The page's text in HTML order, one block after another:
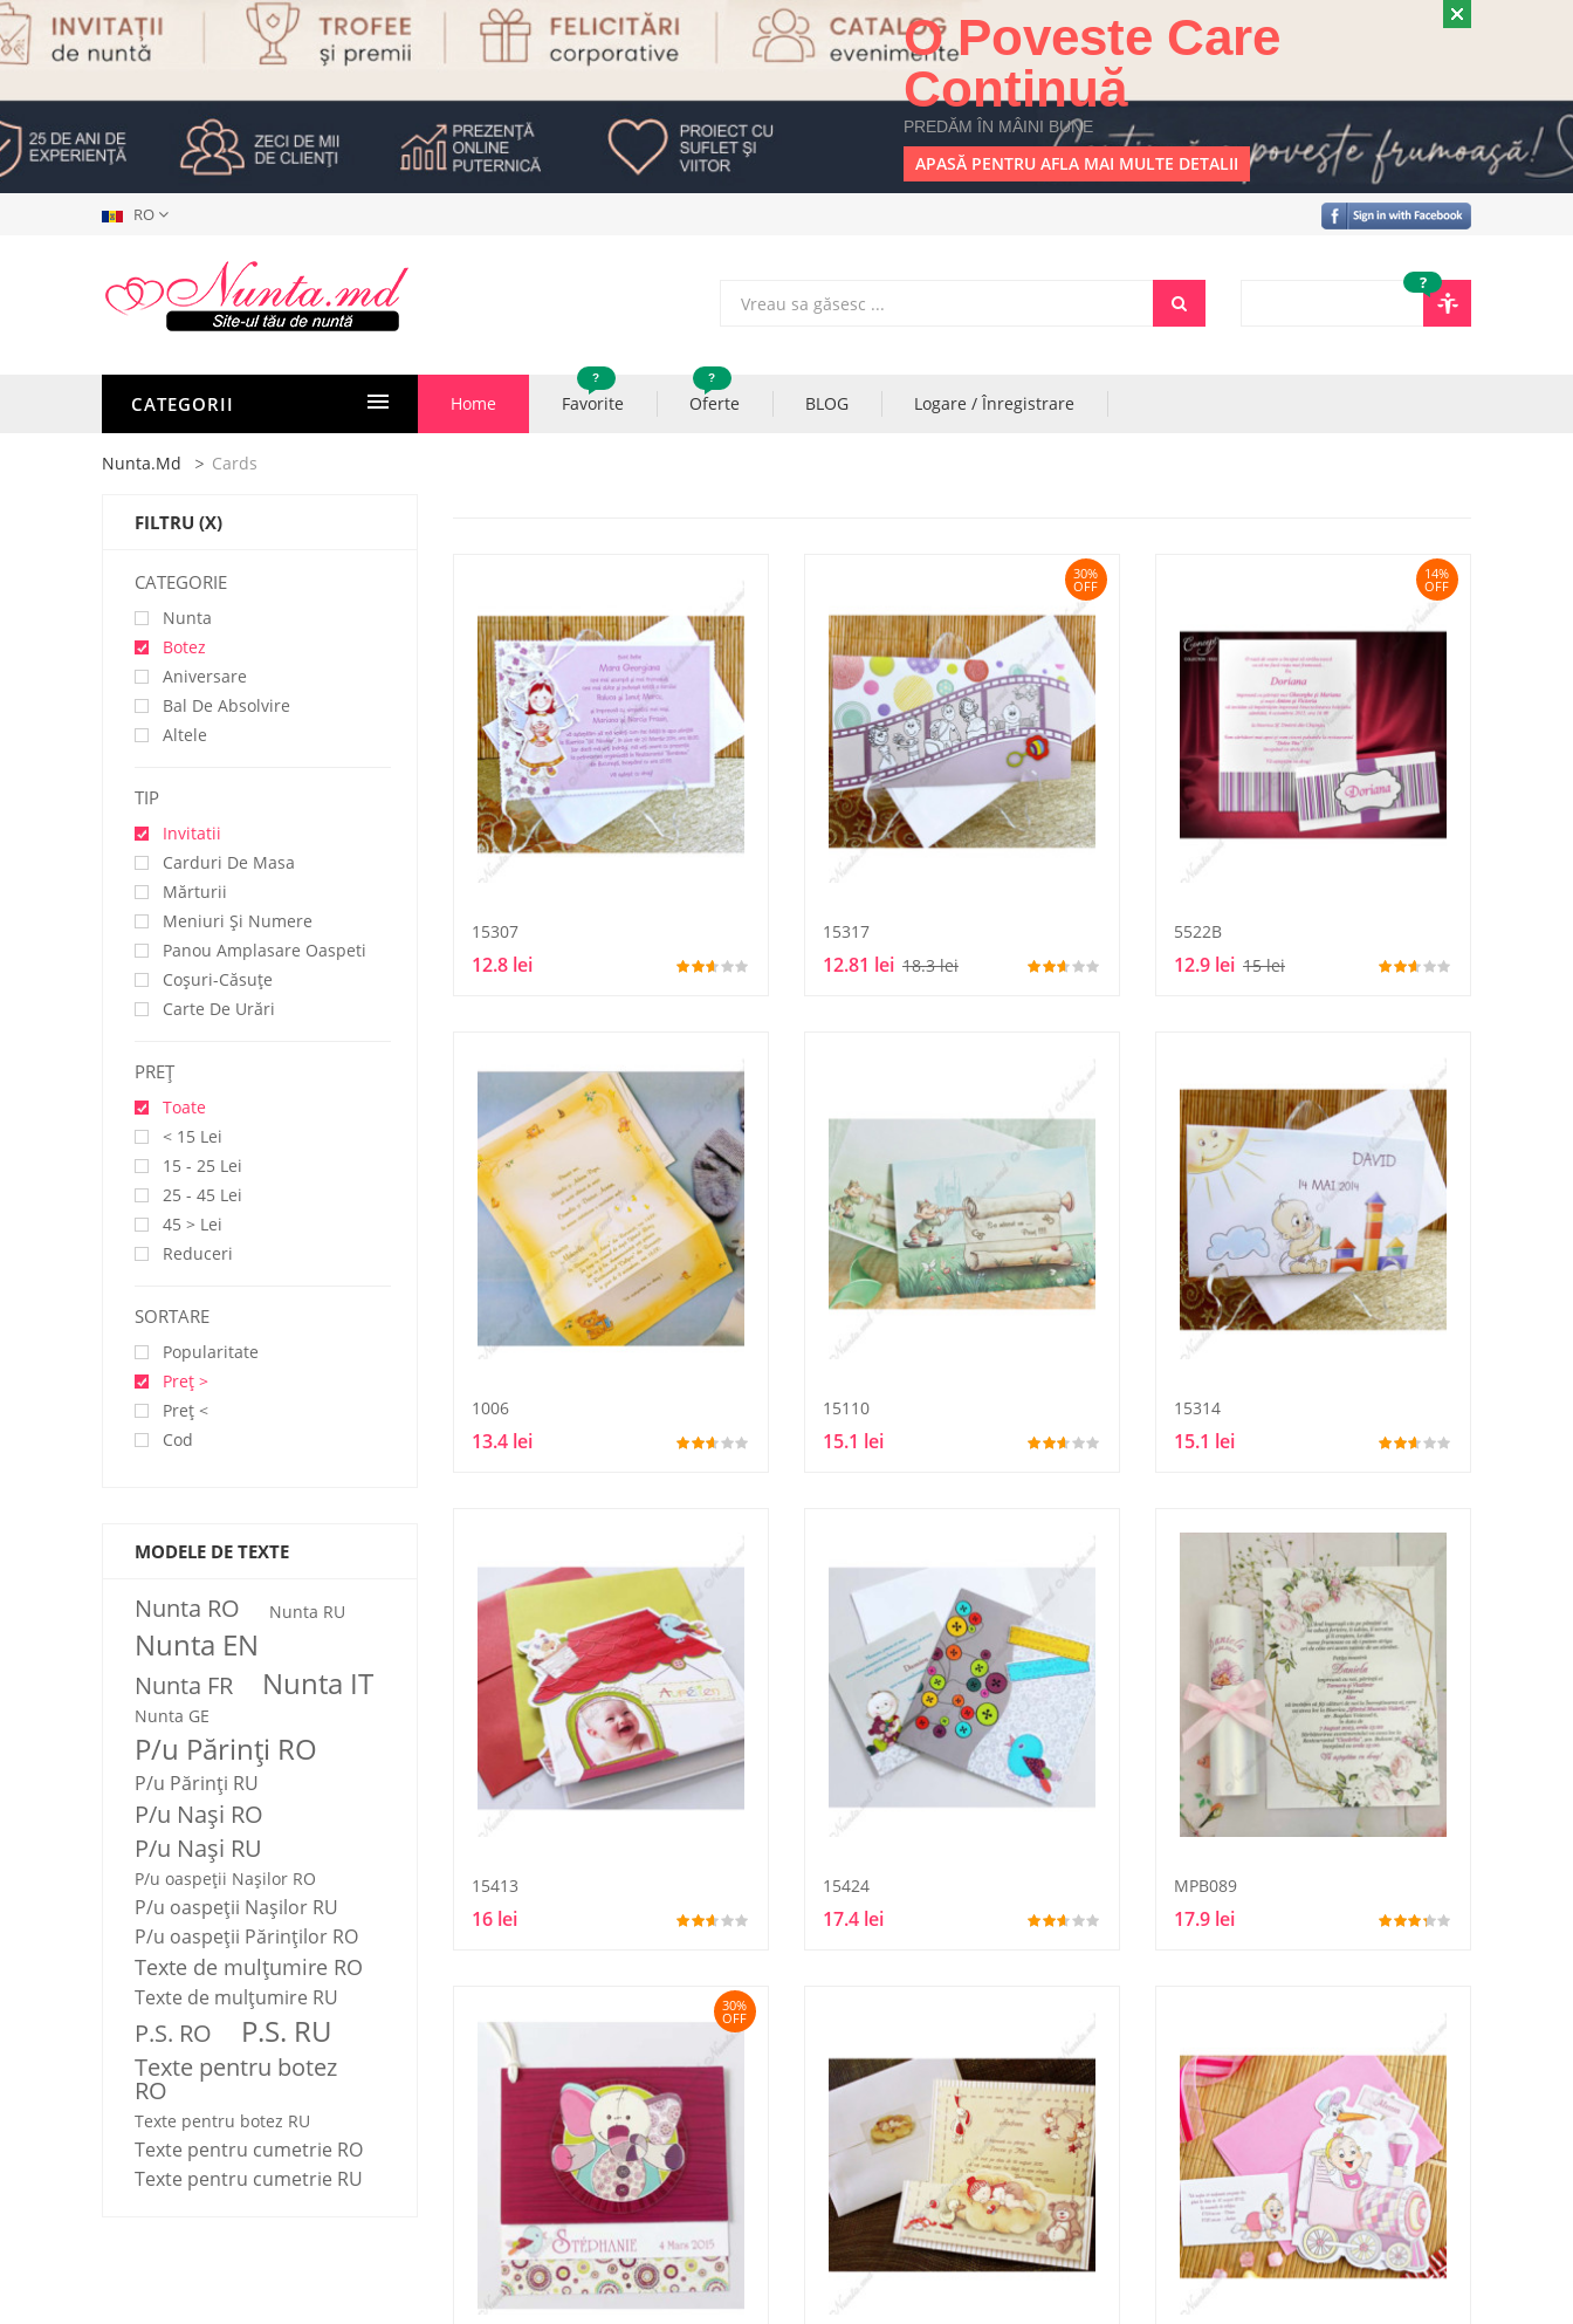
O Poveste Care
Continuă
PREDĂM ÎN MÂINI BUNE
APASĂ PENTRU AFLA MAI MULTE DETALII
RO
?
CATEGORII Home Favorite
?
Oferte
?
BLOG Logare / Înregistrare
Nunta.md Cards
FILTRU (X)
CATEGORIE
Nunta
Botez
Aniversare
Bal De Absolvire
Altele
TIP
Invitatii
Carduri De Masa
Mărturii
Meniuri Și Numere
Panou Amplasare Oaspeti
Coșuri-Căsuțe
Carte De Urări
PREŢ
Toate
< 15 Lei
15 - 25 Lei
25 - 45 Lei
45 > Lei
Reduceri
SORTARE
Popularitate
Preţ >
Preţ <
Cod
MODELE DE TEXTE
Nunta RO Nunta RU
Nunta EN
Nunta FR Nunta IT
Nunta GE
P/u Părinți RO
P/u Părinți RU
P/u Nași RO
P/u Nași RU
P/u oaspeții Nașilor RO
P/u oaspeții Nașilor RU
P/u oaspeţii Părinţilor RO
Texte de mulţumire RO
Texte de mulţumire RU
P.S. RO P.S. RU
Texte pentru botez
RO
Texte pentru botez RU
Texte pentru cumetrie RO
Texte pentru cumetrie RU
15307
12.8 lei
30%
OFF
15317
12.81 lei 18.3 lei
14%
OFF
5522B
12.9 lei 15 lei
1006
13.4 lei
15110
15.1 lei
15314
15.1 lei
15413
16 lei
15424
17.4 lei
MPB089
17.9 lei
30%
OFF